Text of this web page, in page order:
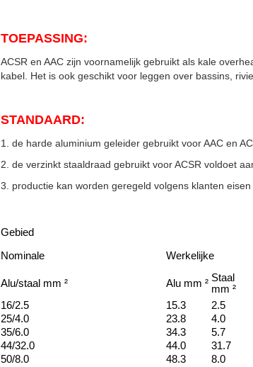
TOEPASSING:
ACSR en AAC zijn voornamelijk gebruikt als kale
kabel. Het is ook geschikt voor leggen over bassins,
STANDAARD:
1. de harde aluminium geleider gebruikt voor AAC en
2. de verzinkt staaldraad gebruikt voor ACSR voldoet
3. productie kan worden geregeld volgens klanten
Gebied
Nominale Werkelijke
Alu/staal mm ² Alu mm ² Staal
mm ²
16/2.5
15.3 2.5
25/4.0
23.8 4.0
35/6.0
34.3 5.7
44/32.0
44.0 31.7
50/8.0
48.3 8.0